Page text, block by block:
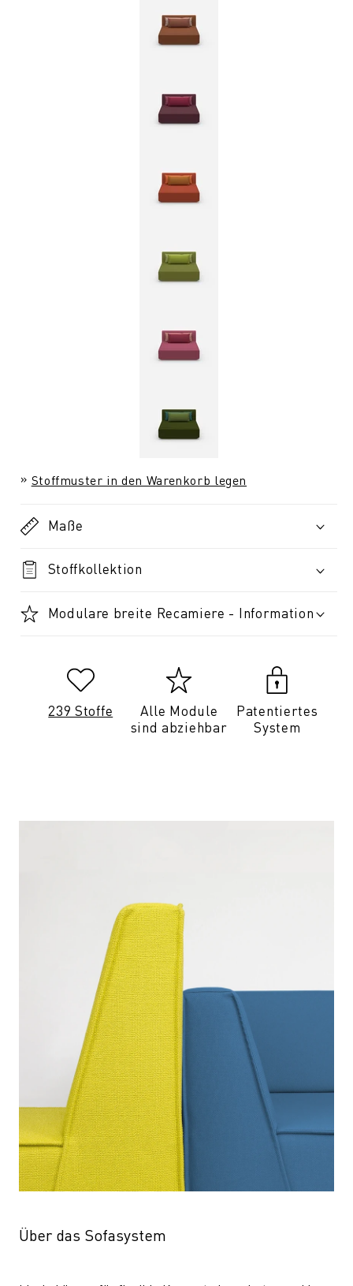
Stoffmuster in den Warenkorb legen
Maße
Stoffkollektion
Modulare breite Recamiere - Information
239 Stoffe
Alle Module
sind abziehbar
Patentiertes
System
Über das Sofasystem